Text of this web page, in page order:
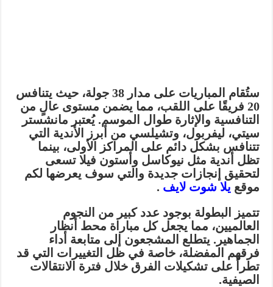
ستُقام المباريات على مدار 38 جولة، حيث يتنافس
20 فريقًا على اللقب، مما يضمن مستوى عالٍ من
التنافسية والإثارة طوال الموسم. يُعتبر مانشستر
سيتي، ليفربول، وتشيلسي من أبرز الأندية التي
تتنافس بشكل دائم على المراكز الأولى، بينما
تظل أندية مثل نيوكاسل وأستون فيلا تسعى
لتحقيق إنجازات جديدة والتي سوف يعرضها لكم
موقع يلا شوت لايف .
تتميز البطولة بوجود عدد كبير من النجوم
العالميين، مما يجعل كل مباراة محط أنظار
الجماهير. يتطلع المشجعون إلى متابعة أداء
فرقهم المفضلة، خاصة في ظل التغييرات التي قد
تطرأ على تشكيلات الفرق خلال فترة الانتقالات
الصيفية.